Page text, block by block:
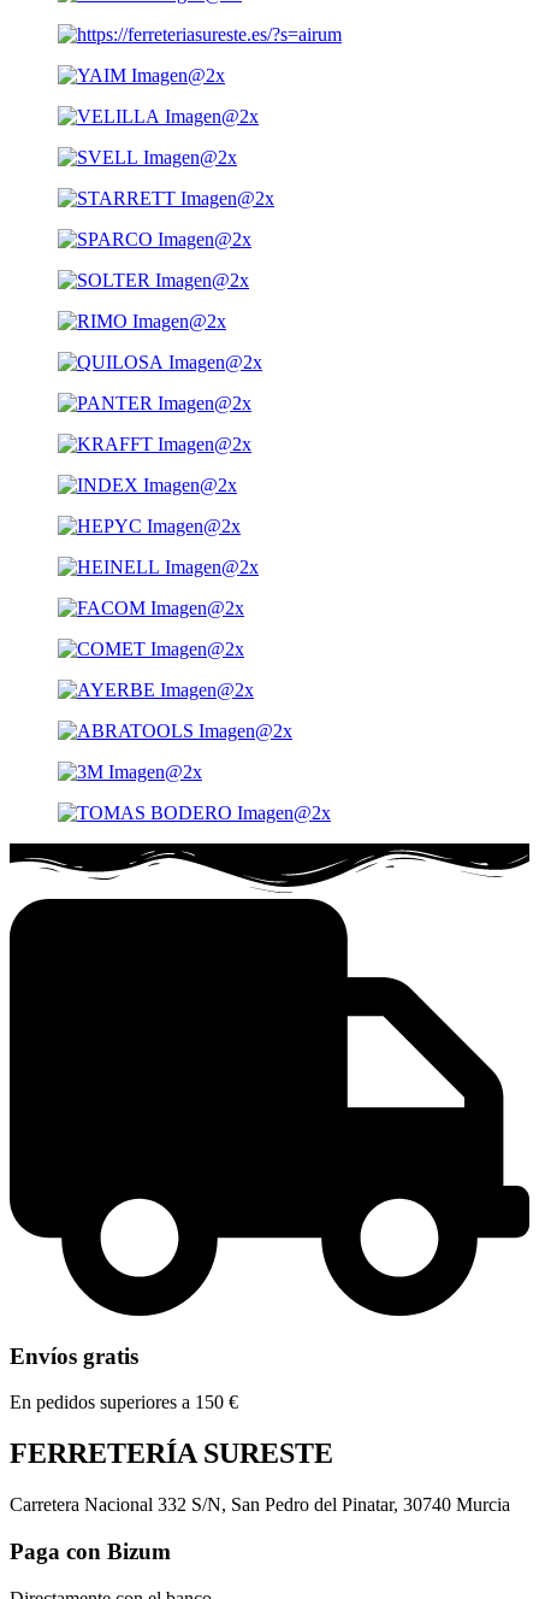
Envíos gratis
En pedidos superiores a 150 €
FERRETERÍA SURESTE
Carretera Nacional 332 S/N, San Pedro del Pinatar, 30740 Murcia
Paga con Bizum